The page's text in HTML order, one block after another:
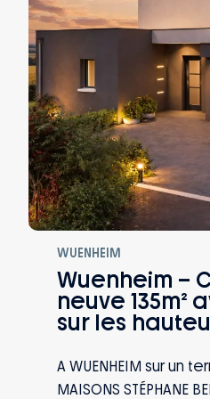
WUENHEIM
Wuenheim –
neuve 135m²
sur les
A WUENHEIM sur un
MAISONS STÉPHANE